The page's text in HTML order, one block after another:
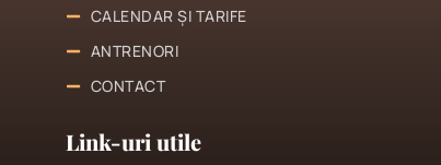
CALENDAR ȘI TARIFE
ANTRENORI
CONTACT
Link-uri utile